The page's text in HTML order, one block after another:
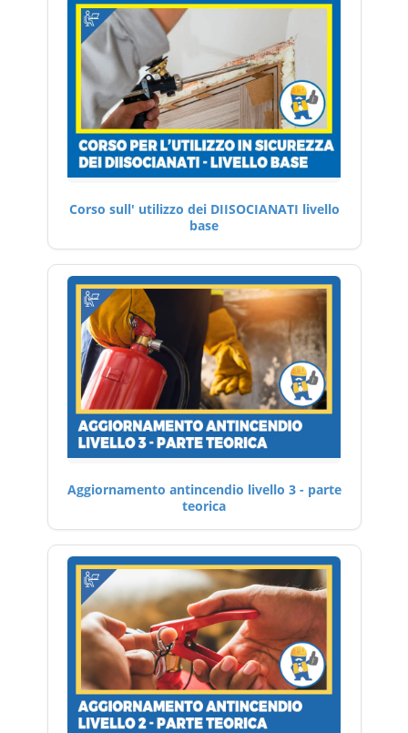
Corso sull' utilizzo dei DIISOCIANATI livello
base
Aggiornamento antincendio livello 3 - parte
teorica